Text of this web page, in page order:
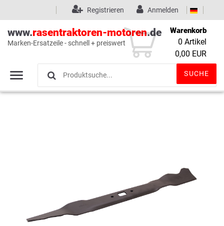
Wunschliste (0)
Anmelden
Registrieren
www.rasentraktoren-motoren.de
Marken-Ersatzeile - schnell + preiswert
SUCHE
Warenkorb
0 Artikel
0,00 EUR